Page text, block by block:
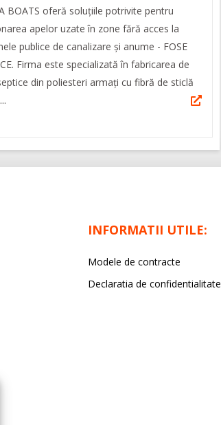
BOATS oferă soluțiile potrivite pentru
apelor uzate în zone fără acces la
publice de canalizare și anume - FOSE
Firma este specializată în fabricarea de
din poliesteri armați cu fibră de sticlă
INFORMATII UTILE:
Modele de contracte
Declaratia de confidentialitate